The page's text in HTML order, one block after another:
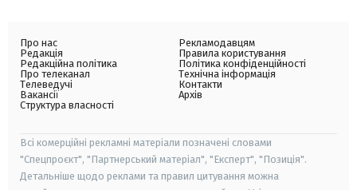
Про нас
Редакція
Редакційна політика
Про телеканал
Телеведучі
Вакансії
Структура власності
Рекламодавцям
Правила користування
Політика конфіденційності
Технічна інформація
Контакти
Архів
Всі комерційні рекламні матеріали позначені словами
"Спецпроєкт", "Партнерський матеріал", "Експерт", "Позиція".
Детальніше щодо реклами та правил цитування можна